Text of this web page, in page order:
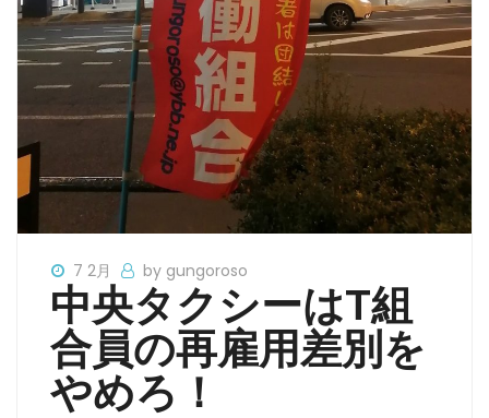
7 2月 by gungoroso
中央タクシーはT組
合員の再雇用差別を
やめろ！